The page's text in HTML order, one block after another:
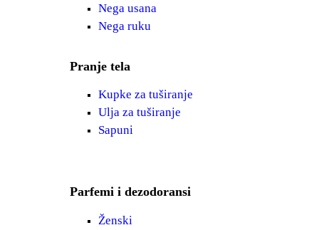
Nega usana
Nega ruku
Pranje tela
Kupke za tuširanje
Ulja za tuširanje
Sapuni
Parfemi i dezodoransi
Ženski